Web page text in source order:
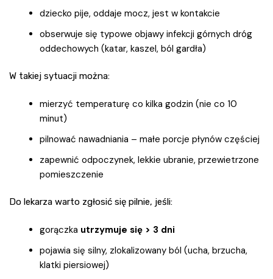
dziecko pije, oddaje mocz, jest w kontakcie
obserwuje się typowe objawy infekcji górnych dróg
oddechowych (katar, kaszel, ból gardła)
W takiej sytuacji można:
mierzyć temperaturę co kilka godzin (nie co 10
minut)
pilnować nawadniania – małe porcje płynów częściej
zapewnić odpoczynek, lekkie ubranie, przewietrzone
pomieszczenie
Do lekarza warto zgłosić się pilnie, jeśli:
gorączka utrzymuje się > 3 dni
pojawia się silny, zlokalizowany ból (ucha, brzucha,
klatki piersiowej)